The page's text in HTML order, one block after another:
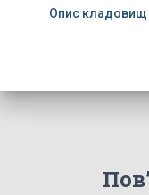
Опис кладовищ